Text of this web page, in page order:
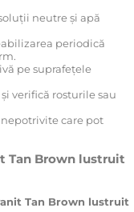
neutre și apă
periodică
pe suprafețele
verifică rosturile sau
care pot
Tan Brown lustruit
Tan Brown lustruit